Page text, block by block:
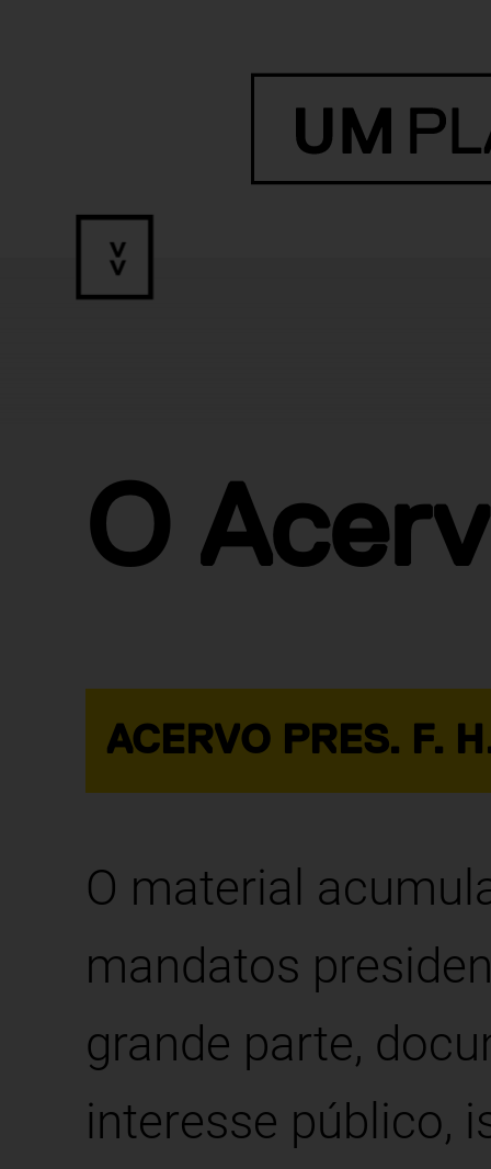
O
ACERVO PRES. F.
O material
mandatos
grande parte,
interesse público,